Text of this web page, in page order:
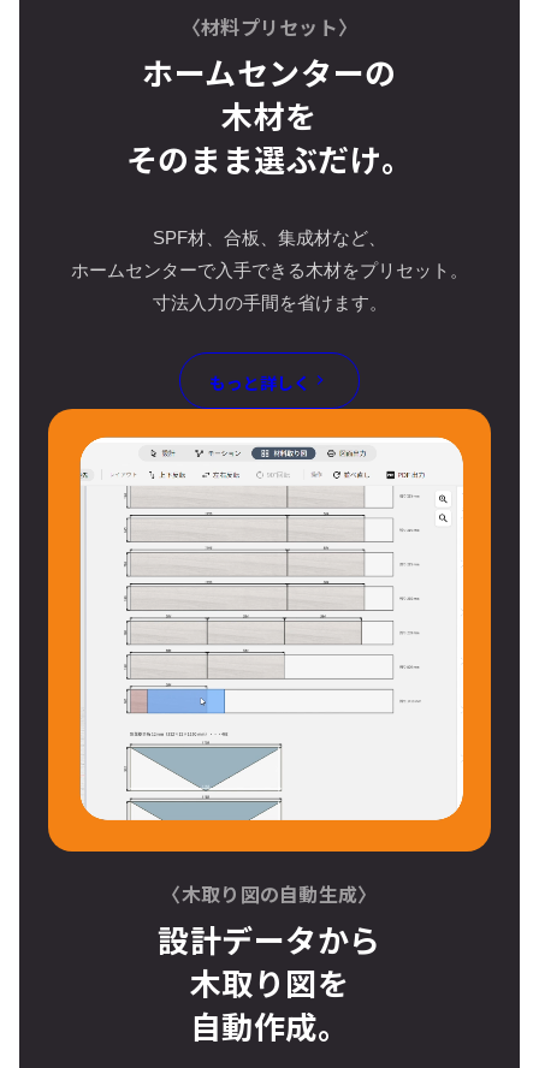
〈材料プリセット〉
ホームセンターの
木材を
そのまま選ぶだけ。
SPF材、合板、集成材など、
ホームセンターで入手できる木材をプリセット。
寸法入力の手間を省けます。
もっと詳しく
〈木取り図の自動生成〉
設計データから
木取り図を
自動作成。